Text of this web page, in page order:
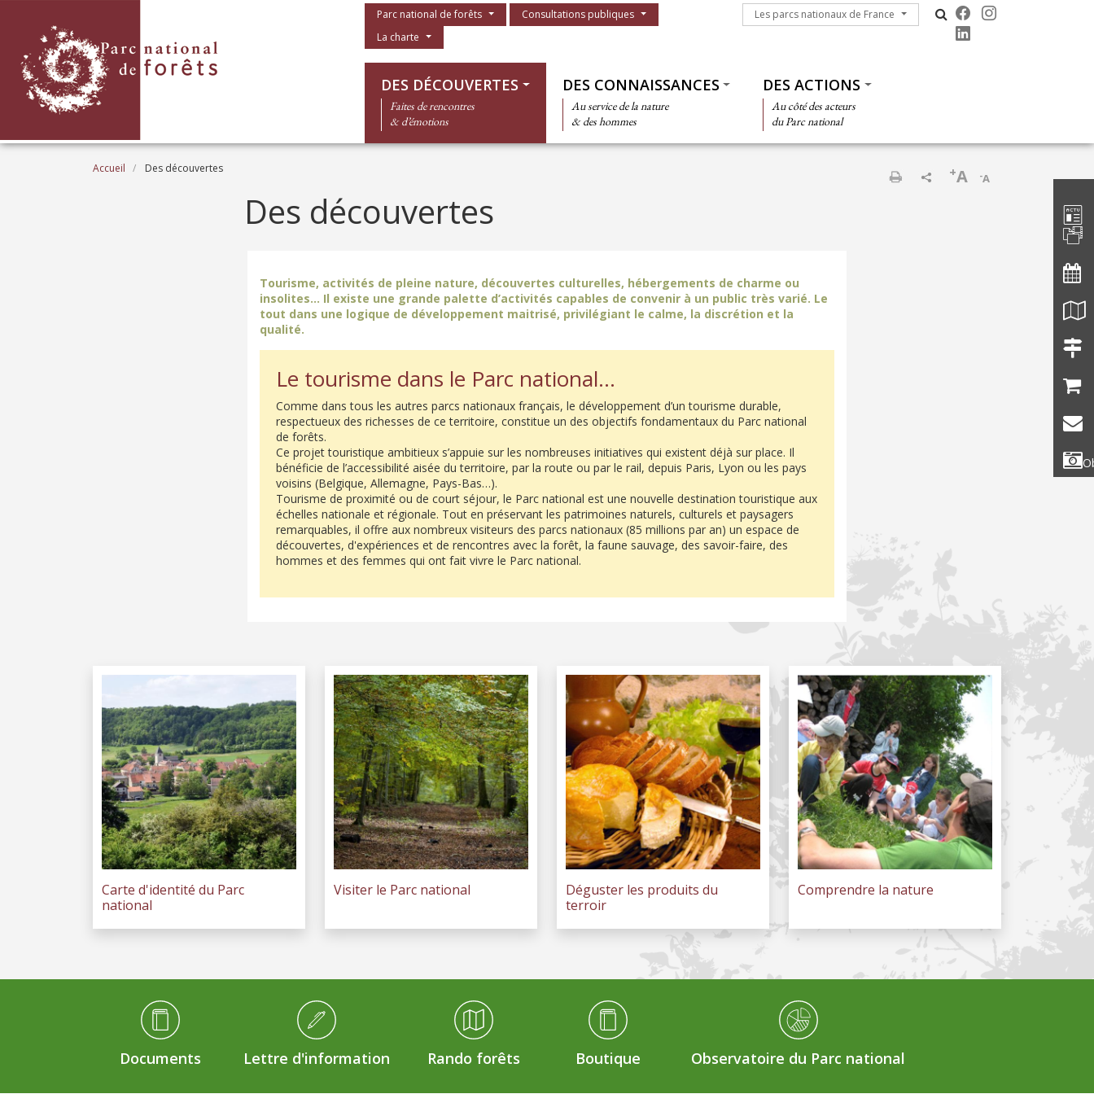
Menu du parc
Parc national de forêts
Consultations publiques
La charte
Les parcs nationaux de France
Les parcs nationaux de France
DES DÉCOUVERTES
Faites de rencontres
& d’émotions
DES CONNAISSANCES
Au service de la nature
& des hommes
DES ACTIONS
Au côté des acteurs
du Parc national
Fil d'Ariane
Accueil Des découvertes
-A
+A
Des découvertes
Tourisme, activités de pleine nature, découvertes culturelles, hébergements de charme ou
insolites… Il existe une grande palette d’activités capables de convenir à un public très varié. Le
tout dans une logique de développement maitrisé, privilégiant le calme, la discrétion et la
qualité.
Le tourisme dans le Parc national…
Comme dans tous les autres parcs nationaux français, le développement d’un tourisme durable,
respectueux des richesses de ce territoire, constitue un des objectifs fondamentaux du Parc national
de forêts.
Ce projet touristique ambitieux s’appuie sur les nombreuses initiatives qui existent déjà sur place. Il
bénéficie de l’accessibilité aisée du territoire, par la route ou par le rail, depuis Paris, Lyon ou les pays
voisins (Belgique, Allemagne, Pays-Bas…).
Tourisme de proximité ou de court séjour, le Parc national est une nouvelle destination touristique aux
échelles nationale et régionale. Tout en préservant les patrimoines naturels, culturels et paysagers
remarquables, il offre aux nombreux visiteurs des parcs nationaux (85 millions par an) un espace de
découvertes, d'expériences et de rencontres avec la forêt, la faune sauvage, des savoir-faire, des
hommes et des femmes qui ont fait vivre le Parc national.
Carte d'identité du Parc
national
Visiter le Parc national
Déguster les produits du
terroir
Comprendre la nature
Médiathèque Footer
Documents Lettre d'information Rando forêts Boutique Observatoire du Parc national